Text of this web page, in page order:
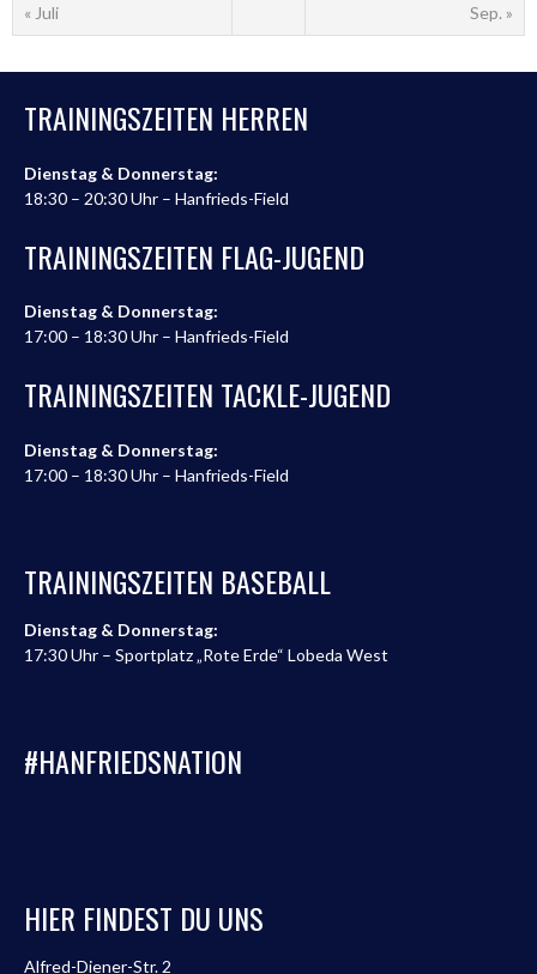
« Juli Sep. »
TRAININGSZEITEN HERREN
Dienstag & Donnerstag:
18:30 – 20:30 Uhr – Hanfrieds-Field
TRAININGSZEITEN FLAG-JUGEND
Dienstag & Donnerstag:
17:00 – 18:30 Uhr – Hanfrieds-Field
TRAININGSZEITEN TACKLE-JUGEND
Dienstag & Donnerstag:
17:00 – 18:30 Uhr – Hanfrieds-Field
TRAININGSZEITEN BASEBALL
Dienstag & Donnerstag:
17:30 Uhr – Sportplatz „Rote Erde“ Lobeda West
#HANFRIEDSNATION
HIER FINDEST DU UNS
Alfred-Diener-Str. 2